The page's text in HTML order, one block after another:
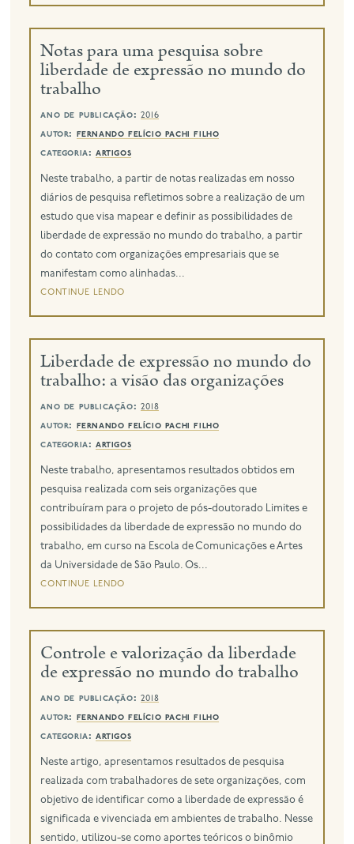
Notas para uma pesquisa sobre
liberdade de expressão no mundo do
trabalho
ano de publicação: 2016
autor: fernando felício pachi filho
categoria: artigos
Neste trabalho, a partir de notas realizadas em nosso
diários de pesquisa refletimos sobre a realização de um
estudo que visa mapear e definir as possibilidades de
liberdade de expressão no mundo do trabalho, a partir
do contato com organizações empresariais que se
manifestam como alinhadas...
continue lendo
Liberdade de expressão no mundo do
trabalho: a visão das organizações
ano de publicação: 2018
autor: fernando felício pachi filho
categoria: artigos
Neste trabalho, apresentamos resultados obtidos em
pesquisa realizada com seis organizações que
contribuíram para o projeto de pós-doutorado Limites e
possibilidades da liberdade de expressão no mundo do
trabalho, em curso na Escola de Comunicações e Artes
da Universidade de São Paulo. Os...
continue lendo
Controle e valorização da liberdade
de expressão no mundo do trabalho
ano de publicação: 2018
autor: fernando felício pachi filho
categoria: artigos
Neste artigo, apresentamos resultados de pesquisa
realizada com trabalhadores de sete organizações, com
objetivo de identificar como a liberdade de expressão é
significada e vivenciada em ambientes de trabalho. Nesse
sentido, utilizou-se como aportes teóricos o binômio